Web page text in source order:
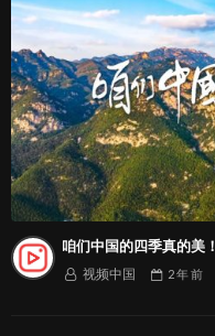
咱们中国的四季真的美！
视频中国 2 年前